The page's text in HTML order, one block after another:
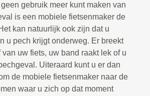
gebruik meer kunt maken van
is een mobiele fietsenmaker de
kan natuurlijk ook zijn dat u
u pech krijgt onderweg. Er breekt
uw fiets, uw band raakt lek of u
Uiteraard kunt u er dan
de mobiele fietsenmaker naar de
waar u zich op dat moment